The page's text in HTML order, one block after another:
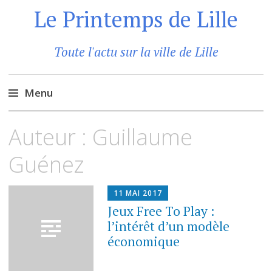
Le Printemps de Lille
Toute l'actu sur la ville de Lille
Menu
au
principal
Auteur : Guillaume
Guénez
11 MAI 2017
Jeux Free To Play :
l’intérêt d’un modèle
économique